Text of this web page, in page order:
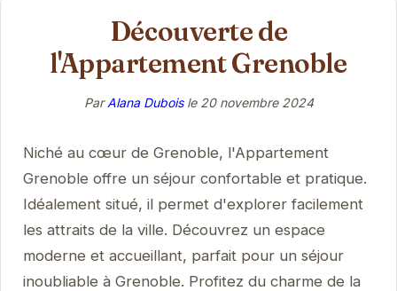
Découverte de
l'Appartement Grenoble
ParAlana Duboisle 20 novembre 2024
Niché au cœur de Grenoble, l'Appartement
Grenoble offre un séjour confortable et pratique.
Idéalement situé, il permet d'explorer facilement
les attraits de la ville. Découvrez un espace
moderne et accueillant, parfait pour un séjour
inoubliable à Grenoble. Profitez du charme de la